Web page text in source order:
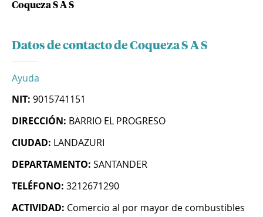
Coqueza S A S
Datos de contacto de Coqueza S A S
Ayuda
NIT: 9015741151
DIRECCIÓN: BARRIO EL PROGRESO
CIUDAD: LANDAZURI
DEPARTAMENTO: SANTANDER
TELÉFONO: 3212671290
ACTIVIDAD: Comercio al por mayor de combustibles